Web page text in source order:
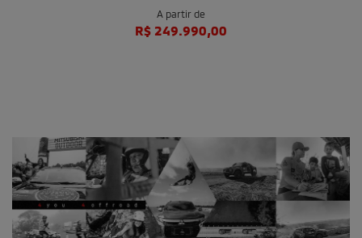
NOVA TRITON
R$ 249.990,00